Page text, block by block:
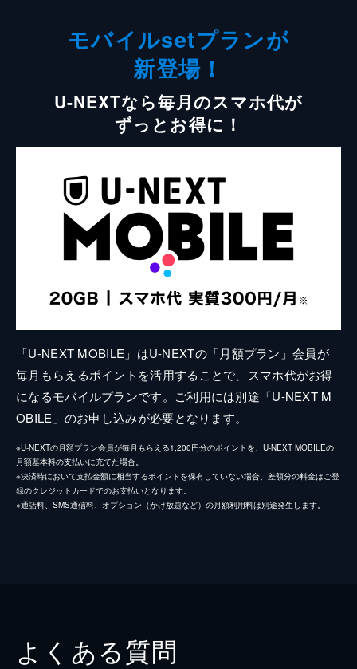
モバイルsetプランが
新登場！
U-NEXTなら毎月のスマホ代が
ずっとお得に！
「U-NEXT MOBILE」はU-NEXTの「月額プラン」会員が
毎月もらえるポイントを活用することで、スマホ代がお得
になるモバイルプランです。ご利用には別途「U-NEXT M
OBILE」のお申し込みが必要となります。
※U-NEXTの月額プラン会員が毎月もらえる1,200円分のポイントを、U-NEXT MOBILEの
月額基本料の支払いに充てた場合。
※決済時において支払金額に相当するポイントを保有していない場合、差額分の料金はご登
録のクレジットカードでのお支払いとなります。
※通話料、SMS通信料、オプション（かけ放題など）の月額利用料は別途発生します。
よくある質問